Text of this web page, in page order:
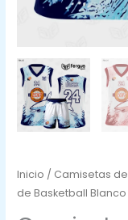
Inicio / Camisetas
de Basketball Blanco